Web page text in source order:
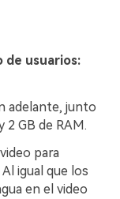
de usuarios:
adelante, junto
GB de RAM.
para
igual que los
en el video